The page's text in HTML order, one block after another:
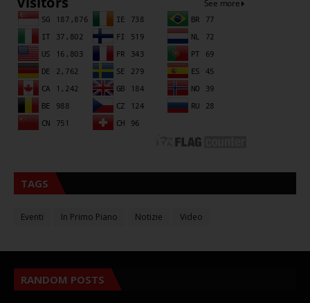
TAGS
Eventi In Primo Piano Notizie Video
RANDOM POSTS